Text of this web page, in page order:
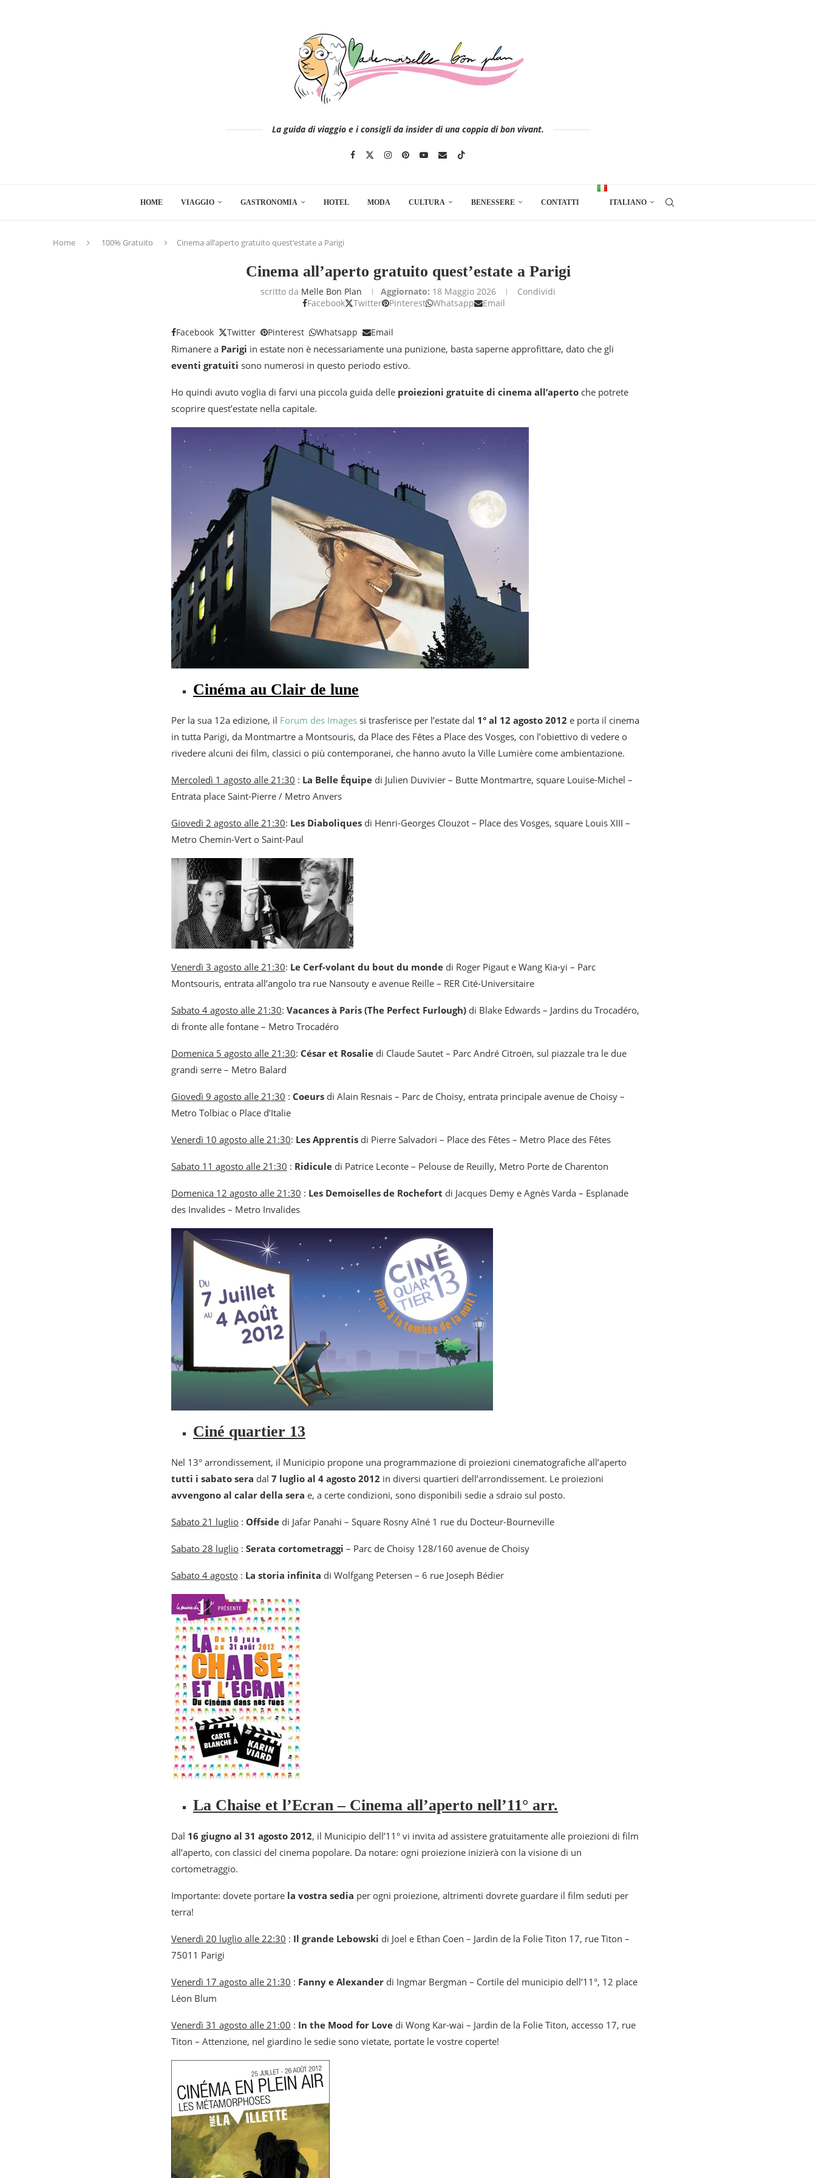
La guida di viaggio e i consigli da insider di una coppia di bon vivant.
HOME VIAGGIO GASTRONOMIA HOTEL MODA CULTURA BENESSERE CONTATTI ITALIANO
Home 100% Gratuito Cinema all’aperto gratuito quest’estate a Parigi
Cinema all’aperto gratuito quest’estate a Parigi
scritto da Melle Bon Plan Aggiornato: 18 Maggio 2026
Condividi
Facebook
Twitter Pinterest Whatsapp Email
Facebook Twitter Pinterest Whatsapp Email
Rimanere a Parigi in estate non è necessariamente una punizione, basta saperne approfittare, dato che gli
eventi gratuiti sono numerosi in questo periodo estivo.
Ho quindi avuto voglia di farvi una piccola guida delle proiezioni gratuite di cinema all’aperto che potrete
scoprire quest’estate nella capitale.
Cinéma au Clair de lune
Per la sua 12a edizione, il Forum des Images si trasferisce per l’estate dal 1° al 12 agosto 2012 e porta il cinema
in tutta Parigi, da Montmartre a Montsouris, da Place des Fêtes a Place des Vosges, con l’obiettivo di vedere o
rivedere alcuni dei film, classici o più contemporanei, che hanno avuto la Ville Lumière come ambientazione.
Mercoledì 1 agosto alle 21:30 : La Belle Équipe di Julien Duvivier – Butte Montmartre, square Louise-Michel –
Entrata place Saint-Pierre / Metro Anvers
Giovedì 2 agosto alle 21:30: Les Diaboliques di Henri-Georges Clouzot – Place des Vosges, square Louis XIII –
Metro Chemin-Vert o Saint-Paul
Venerdì 3 agosto alle 21:30: Le Cerf-volant du bout du monde di Roger Pigaut e Wang Kia-yi – Parc
Montsouris, entrata all’angolo tra rue Nansouty e avenue Reille – RER Cité-Universitaire
Sabato 4 agosto alle 21:30: Vacances à Paris (The Perfect Furlough) di Blake Edwards – Jardins du Trocadéro,
di fronte alle fontane – Metro Trocadéro
Domenica 5 agosto alle 21:30: César et Rosalie di Claude Sautet – Parc André Citroën, sul piazzale tra le due
grandi serre – Metro Balard
Giovedì 9 agosto alle 21:30 : Coeurs di Alain Resnais – Parc de Choisy, entrata principale avenue de Choisy –
Metro Tolbiac o Place d’Italie
Venerdì 10 agosto alle 21:30: Les Apprentis di Pierre Salvadori – Place des Fêtes – Metro Place des Fêtes
Sabato 11 agosto alle 21:30 : Ridicule di Patrice Leconte – Pelouse de Reuilly, Metro Porte de Charenton
Domenica 12 agosto alle 21:30 : Les Demoiselles de Rochefort di Jacques Demy e Agnès Varda – Esplanade
des Invalides – Metro Invalides
Ciné quartier 13
Nel 13° arrondissement, il Municipio propone una programmazione di proiezioni cinematografiche all’aperto
tutti i sabato sera dal 7 luglio al 4 agosto 2012 in diversi quartieri dell’arrondissement. Le proiezioni
avvengono al calar della sera e, a certe condizioni, sono disponibili sedie a sdraio sul posto.
Sabato 21 luglio : Offside di Jafar Panahi – Square Rosny Aîné 1 rue du Docteur-Bourneville
Sabato 28 luglio : Serata cortometraggi – Parc de Choisy 128/160 avenue de Choisy
Sabato 4 agosto : La storia infinita di Wolfgang Petersen – 6 rue Joseph Bédier
La Chaise et l’Ecran – Cinema all’aperto nell’11° arr.
Dal 16 giugno al 31 agosto 2012, il Municipio dell’11° vi invita ad assistere gratuitamente alle proiezioni di film
all’aperto, con classici del cinema popolare. Da notare: ogni proiezione inizierà con la visione di un
cortometraggio.
Importante: dovete portare la vostra sedia per ogni proiezione, altrimenti dovrete guardare il film seduti per
terra!
Venerdì 20 luglio alle 22:30 : Il grande Lebowski di Joel e Ethan Coen – Jardin de la Folie Titon 17, rue Titon –
75011 Parigi
Venerdì 17 agosto alle 21:30 : Fanny e Alexander di Ingmar Bergman – Cortile del municipio dell’11°, 12 place
Léon Blum
Venerdì 31 agosto alle 21:00 : In the Mood for Love di Wong Kar-wai – Jardin de la Folie Titon, accesso 17, rue
Titon – Attenzione, nel giardino le sedie sono vietate, portate le vostre coperte!